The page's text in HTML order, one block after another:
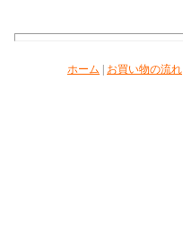
ホーム お買い物の流れ